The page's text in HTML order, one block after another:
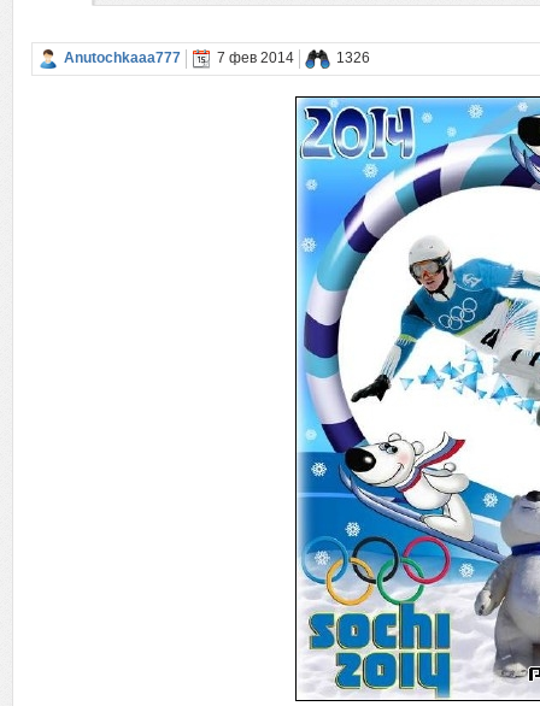
Anutochkaaa777 7 фев 2014 1326